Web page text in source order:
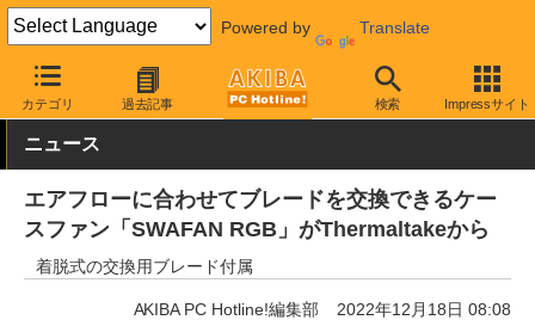
Powered by Translate
カテゴリ 過去記事 検索 Impressサイト
AKIBA PC Hotline! PCパーツ ファン関連製品 ケースファン
ニュース
エアフローに合わせてブレードを交換できるケー
スファン「SWAFAN RGB」がThermaltakeから
着脱式の交換用ブレード付属
AKIBA PC Hotline!編集部 2022年12月18日 08:08